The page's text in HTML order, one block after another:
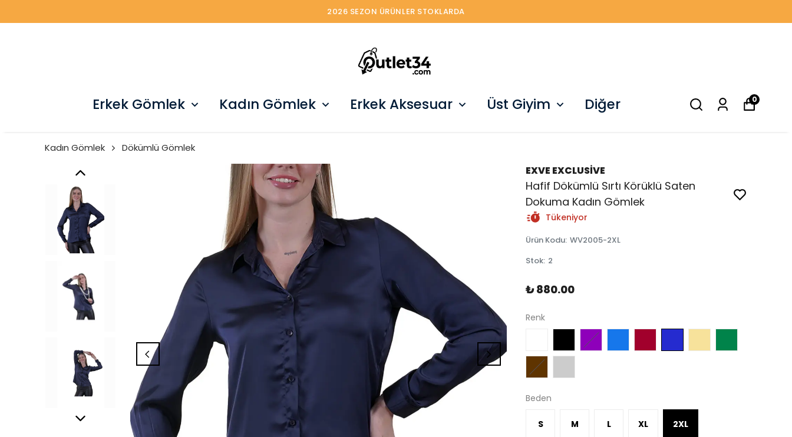
2026 SEZON ÜRÜNLER STOKLARDA
Erkek Gömlek Kadın Gömlek Erkek Aksesuar Üst Giyim Diğer 0
Kadın Gömlek Dökümlü Gömlek
EXVE EXCLUSİVE
Hafif Dökümlü Sırtı Körüklü Saten
Dokuma Kadın Gömlek
Tükeniyor
Ürün Kodu: WV2005-2XL
Stok: 2
₺ 880.00
Renk
Beden
S M L XL 2XL